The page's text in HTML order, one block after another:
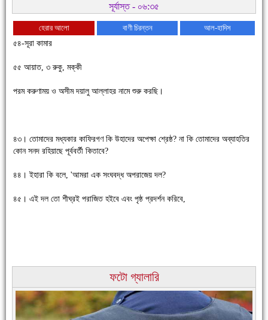
সূর্যাস্ত - ০৬:৩৫
হেরার আলো বাণী চিরন্তন
আল-হাদিস
৫৪-সূরা কামার
৫৫ আয়াত, ৩ রুকু, মক্কী
পরম করুণাময় ও অসীম দয়ালু আল্লাহর নামে শুরু করছি।
৪৩। তোমাদের মধ্যকার কাফিরগণ কি উহাদের অপেক্ষা শ্রেষ্ঠ? না কি তোমাদের অব্যাহতির
কোন সনদ রহিয়াছে পূর্ববর্তী কিতাবে?
৪৪। ইহারা কি বলে, 'আমরা এক সংঘবদ্ধ অপরাজেয় দল?
৪৫। এই দল তো শীঘ্রই পরাজিত হইবে এবং পৃষ্ঠ প্রদর্শন করিবে,
ফটো গ্যালারি
চাঁদপুরের মানুষ তাদের পুরোটা দিয়ে আমাকে আপন করে নিয়েছে